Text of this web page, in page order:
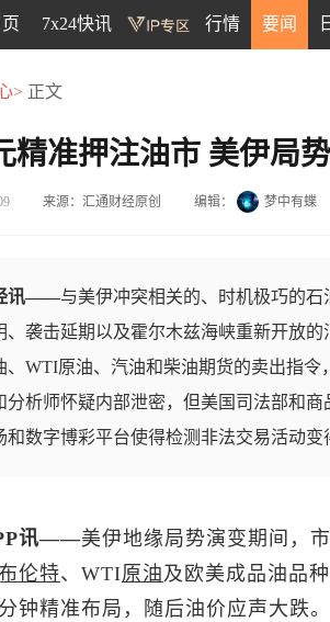
7x24快讯 行情 要闻
> 正文
精准押注油市 美伊局
来源：汇通财经原创 编辑： 梦中有蝶
讯——与美伊冲突相关的、时机极巧的
、袭击延期以及霍尔木兹海峡重新开放
、WTI原油、汽油和柴油期货的卖出指令
分析师怀疑内部泄密，但美国司法部和
和数字博彩平台使得检测非法交易活动变
讯——美伊地缘局势演变期间，
伦特、WTI原油及欧美成品油品
钟精准布局，随后油价应声大跌